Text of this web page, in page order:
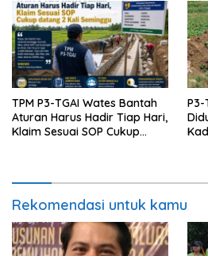
TPM P3-TGAI Wates Bantah
Aturan Harus Hadir Tiap Hari,
Klaim Sesuai SOP Cukup
P3-
Rekomendasi untuk kamu